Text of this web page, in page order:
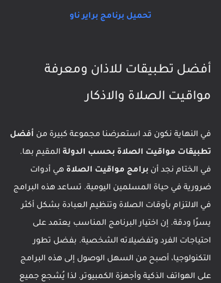
تحميل برنامج براير ناو
أفضل تطبيقات للاذان ومعرفة
مواقيت الصلاة والاذكار
في النهاية نكون قد استعرضنا مجموعة كبيرة من أفضل
تطبيقات مواقيت الصلاة بحسب الدولة المقيم بها.
في الختام نجد أن برامج مواقيت الصلاة هي أدوات
ضرورية في حياة المسلمين اليومية. تساعد هذه البرامج
في الالتزام بأوقات الصلاة وتنظيم العبادة بشكل أكثر
يسرًا ودقة. إن اختيار البرنامج المناسب يعتمد على
احتياجات الفرد وتفضيلاته الشخصية. بفضل تطور
التكنولوجيا، أصبح من السهل الوصول إلى هذه البرامج
على الهواتف الذكية وأجهزة الكمبيوتر. لذا يُشجع جميع